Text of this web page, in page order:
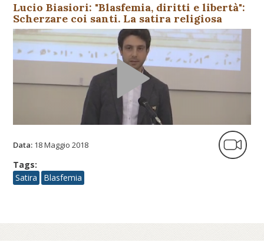
Lucio Biasiori: "Blasfemia, diritti e libertà":
Scherzare coi santi. La satira religiosa
europea nella pri...
Data: 18 Maggio 2018
Tags:
Satira
Blasfemia